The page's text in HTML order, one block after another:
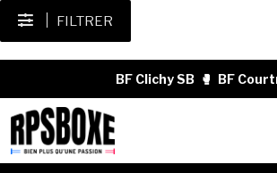
FILTRER
BF Clichy SB 🥊 BF